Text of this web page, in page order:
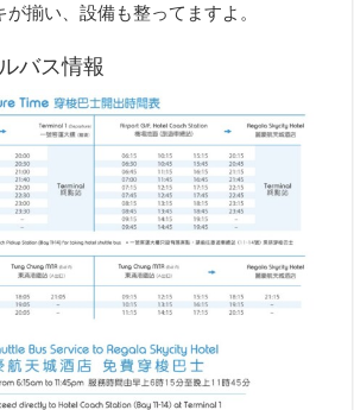
揃い、設備も整ってますよ。
バス情報